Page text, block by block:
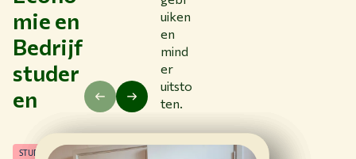
mie en
Bedrijf
studer
en
uiken
en
mind
er
uitsto
ten.
STUDENTENVERHALEN